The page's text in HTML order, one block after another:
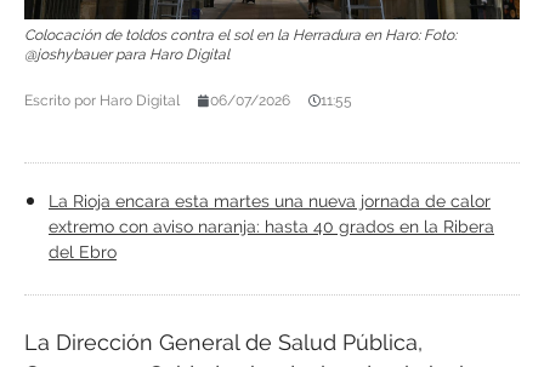
Colocación de toldos contra el sol en la Herradura en Haro: Foto:
@joshybauer para Haro Digital
Escrito por Haro Digital 06/07/2026 11:55
La Rioja encara esta martes una nueva jornada de calor
extremo con aviso naranja: hasta 40 grados en la Ribera
del Ebro
La Dirección General de Salud Pública,